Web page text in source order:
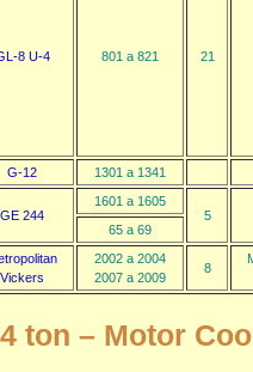
8 U-4 801 a 821 21
G-12
1301 a 1341
GE 244
1601 a 1605
5
65 a 69
Vickers
2002 a 2004
2007 a 2009
8
ton – Motor